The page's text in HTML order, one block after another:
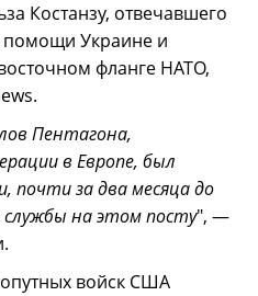
Костанзу, отвечавшего
Украине и
фланге НАТО,
Пентагона,
в Европе, был
за два месяца до
службы на этом посту", —
войск США